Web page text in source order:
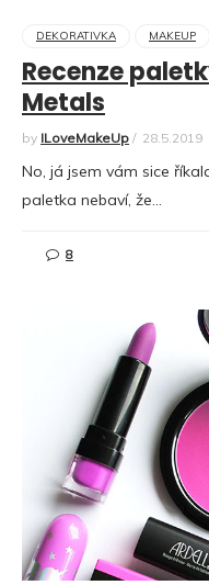
DEKORATIVKA MAKEUP
Recenze
Metals
by ILoveMakeUp / 28.5.2019
No, já jsem vám sice
paletka nebaví, že…
8